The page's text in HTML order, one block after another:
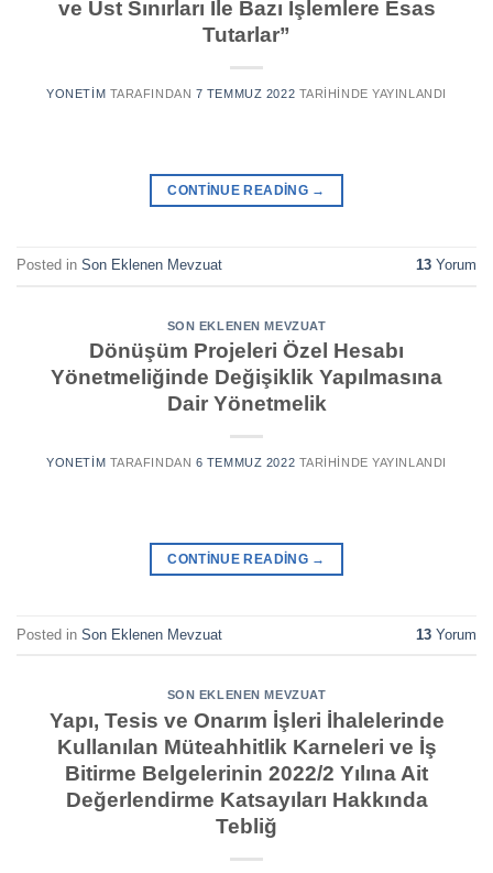
ve Üst Sınırları İle Bazı İşlemlere Esas
Tutarlar”
YONETIM TARAFINDAN 7 TEMMUZ 2022 TARIHINDE YAYINLANDI
CONTINUE READING →
Posted in Son Eklenen Mevzuat 13 Yorum
SON EKLENEN MEVZUAT
Dönüşüm Projeleri Özel Hesabı
Yönetmeliğinde Değişiklik Yapılmasına
Dair Yönetmelik
YONETIM TARAFINDAN 6 TEMMUZ 2022 TARIHINDE YAYINLANDI
CONTINUE READING →
Posted in Son Eklenen Mevzuat 13 Yorum
SON EKLENEN MEVZUAT
Yapı, Tesis ve Onarım İşleri İhalelerinde
Kullanılan Müteahhitlik Karneleri ve İş
Bitirme Belgelerinin 2022/2 Yılına Ait
Değerlendirme Katsayıları Hakkında
Tebliğ